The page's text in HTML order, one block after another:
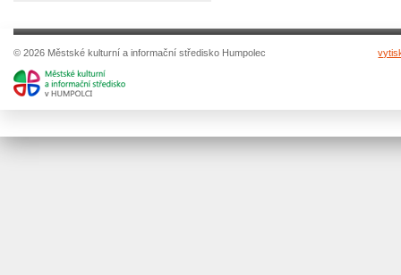
© 2026 Městské kulturní a informační středisko Humpolec